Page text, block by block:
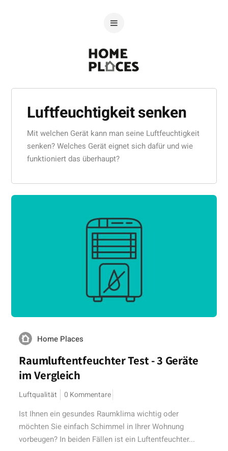
Luftfeuchtigkeit senken
Mit welchen Gerät kann man seine Luftfeuchtigkeit
senken? Welches Gerät eignet sich dafür und wie
funktioniert das überhaupt?
Home Places
Raumluftentfeuchter Test - 3 Geräte
im Vergleich
Luftqualität 0 Kommentare
Ist Ihnen ein gesundes Raumklima wichtig oder
möchten Sie einfach Schimmel in Ihrer Wohnung
vorbeugen? In beiden Fällen ist ein Luftentfeuchter...